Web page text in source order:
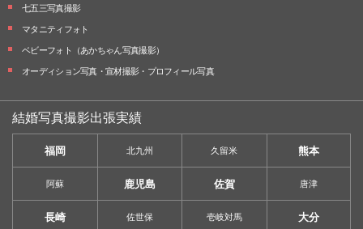
七五三写真撮影
マタニティフォト
ベビーフォト （あかちゃん写真撮影）
オーディション写真・ 宣材撮影・ プロフィール写真
結婚写真撮影出張実績
福岡 北九州 久留米 熊本
阿蘇 鹿児島 佐賀 唐津
長崎 佐世保 壱岐対馬 大分